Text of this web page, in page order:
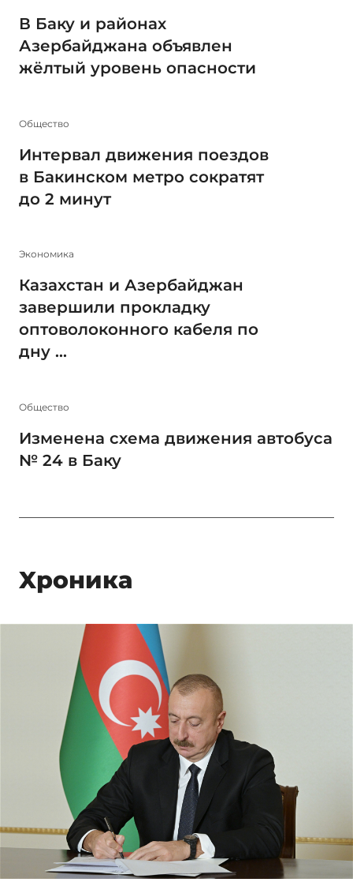
В Баку и районах
Азербайджана объявлен
жёлтый уровень опасности
Общество
Интервал движения поездов
в Бакинском метро сократят
до 2 минут
Экономика
Казахстан и Азербайджан
завершили прокладку
оптоволоконного кабеля по
дну ...
Общество
Изменена схема движения автобуса
№ 24 в Баку
Xроника